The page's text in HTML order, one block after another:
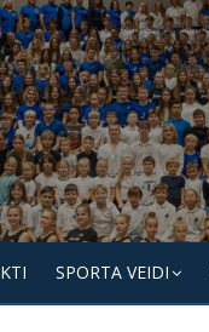
SPORTA VEIDI